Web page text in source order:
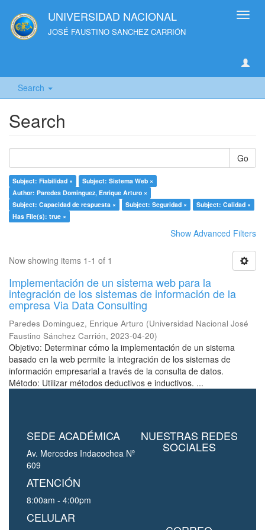
UNIVERSIDAD NACIONAL
JOSÉ FAUSTINO SANCHEZ CARRIÓN
Search
Search
Go
Subject: Fiabilidad ×
Subject: Sistema Web ×
Author: Paredes Dominguez, Enrique Arturo ×
Subject: Capacidad de respuesta ×
Subject: Seguridad ×
Subject: Calidad ×
Has File(s): true ×
Show Advanced Filters
Now showing items 1-1 of 1
Implementación de un sistema web para la
integración de los sistemas de información de la
empresa Via Data Consulting
Paredes Dominguez, Enrique Arturo (Universidad Nacional José
Faustino Sánchez Carrión, 2023-04-20)
Objetivo: Determinar cómo la implementación de un sistema
basado en la web permite la integración de los sistemas de
información empresarial a través de la consulta de datos.
Método: Utilizar métodos deductivos e inductivos. ...
SEDE ACADÉMICA
Av. Mercedes Indacochea Nº
609
ATENCIÓN
8:00am - 4:00pm
CELULAR
NUESTRAS REDES
SOCIALES